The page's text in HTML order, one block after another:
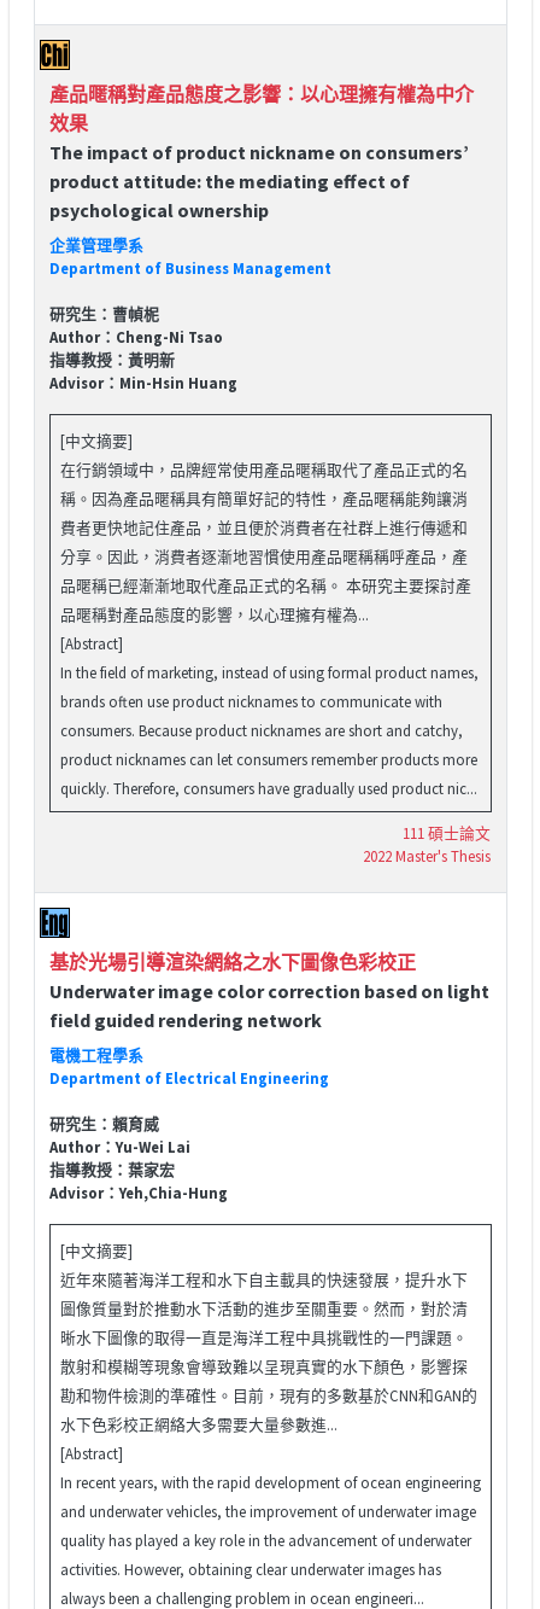
產品暱稱對產品態度之影響：以心理擁有權為中介
效果
The impact of product nickname on consumers’
product attitude: the mediating effect of
psychological ownership
企業管理學系
Department of Business Management
研究生：曹幀柅
Author：Cheng-Ni Tsao
指導教授：黃明新
Advisor：Min-Hsin Huang
[中文摘要]
在行銷領域中，品牌經常使用產品暱稱取代了產品正式的名
稱。因為產品暱稱具有簡單好記的特性，產品暱稱能夠讓消
費者更快地記住產品，並且便於消費者在社群上進行傳遞和
分享。因此，消費者逐漸地習慣使用產品暱稱稱呼產品，產
品暱稱已經漸漸地取代產品正式的名稱。 本研究主要探討產
品暱稱對產品態度的影響，以心理擁有權為...
[Abstract]
In the field of marketing, instead of using formal product names,
brands often use product nicknames to communicate with
consumers. Because product nicknames are short and catchy,
product nicknames can let consumers remember products more
quickly. Therefore, consumers have gradually used product nic...
111 碩士論文
2022 Master's Thesis
基於光場引導渲染網絡之水下圖像色彩校正
Underwater image color correction based on light
field guided rendering network
電機工程學系
Department of Electrical Engineering
研究生：賴育威
Author：Yu-Wei Lai
指導教授：葉家宏
Advisor：Yeh,Chia-Hung
[中文摘要]
近年來隨著海洋工程和水下自主載具的快速發展，提升水下
圖像質量對於推動水下活動的進步至關重要。然而，對於清
晰水下圖像的取得一直是海洋工程中具挑戰性的一門課題。
散射和模糊等現象會導致難以呈現真實的水下顏色，影響探
勘和物件檢測的準確性。目前，現有的多數基於CNN和GAN的
水下色彩校正網絡大多需要大量參數進...
[Abstract]
In recent years, with the rapid development of ocean engineering
and underwater vehicles, the improvement of underwater image
quality has played a key role in the advancement of underwater
activities. However, obtaining clear underwater images has
always been a challenging problem in ocean engineeri...